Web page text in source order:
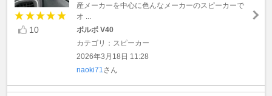
10
産メーカーを中心に色んなメーカーのスピーカーで
オ ...
ボルボ V40
カテゴリ：スピーカー
2026年3月18日 11:28
naoki71 さん